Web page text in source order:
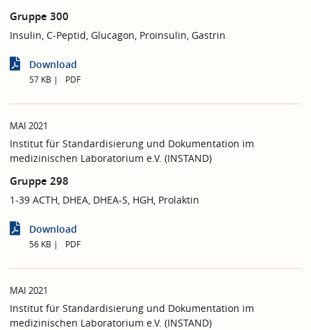
Gruppe 300
Insulin, C-Peptid, Glucagon, Proinsulin, Gastrin
Download
57 KB PDF
MAI 2021
Institut für Standardisierung und Dokumentation im
medizinischen Laboratorium e.V. (INSTAND)
Gruppe 298
1-39 ACTH, DHEA, DHEA-S, HGH, Prolaktin
Download
56 KB PDF
MAI 2021
Institut für Standardisierung und Dokumentation im
medizinischen Laboratorium e.V. (INSTAND)